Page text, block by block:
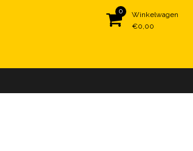
0
Winkelwagen
€0,00